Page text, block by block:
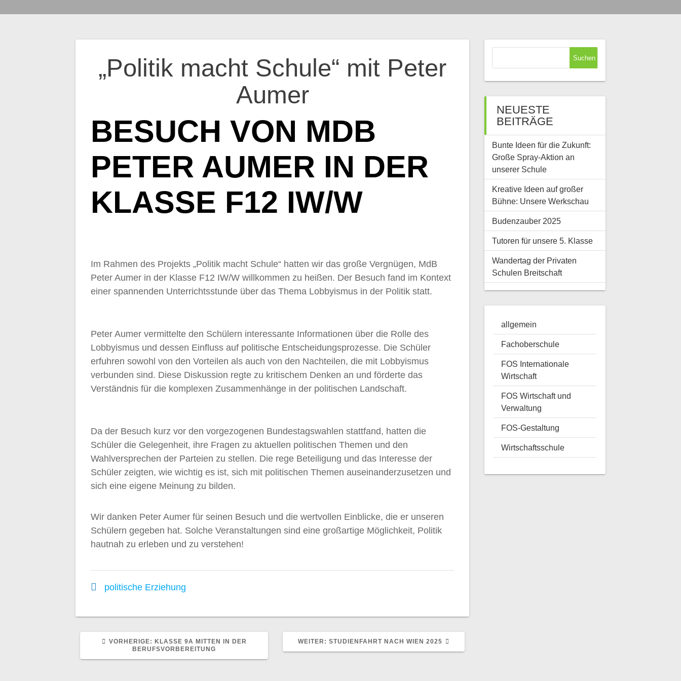
„Politik macht Schule“ mit Peter
Aumer
BESUCH VON MDB
PETER AUMER IN DER
KLASSE F12 IW/W
Im Rahmen des Projekts „Politik macht Schule“ hatten wir das große Vergnügen, MdB
Peter Aumer in der Klasse F12 IW/W willkommen zu heißen. Der Besuch fand im Kontext
einer spannenden Unterrichtsstunde über das Thema Lobbyismus in der Politik statt.
Peter Aumer vermittelte den Schülern interessante Informationen über die Rolle des
Lobbyismus und dessen Einfluss auf politische Entscheidungsprozesse. Die Schüler
erfuhren sowohl von den Vorteilen als auch von den Nachteilen, die mit Lobbyismus
verbunden sind. Diese Diskussion regte zu kritischem Denken an und förderte das
Verständnis für die komplexen Zusammenhänge in der politischen Landschaft.
Da der Besuch kurz vor den vorgezogenen Bundestagswahlen stattfand, hatten die
Schüler die Gelegenheit, ihre Fragen zu aktuellen politischen Themen und den
Wahlversprechen der Parteien zu stellen. Die rege Beteiligung und das Interesse der
Schüler zeigten, wie wichtig es ist, sich mit politischen Themen auseinanderzusetzen und
sich eine eigene Meinung zu bilden.
Wir danken Peter Aumer für seinen Besuch und die wertvollen Einblicke, die er unseren
Schülern gegeben hat. Solche Veranstaltungen sind eine großartige Möglichkeit, Politik
hautnah zu erleben und zu verstehen!
politische Erziehung
Beitragsnavigation
VORHERIGE: VORHERIGER
BEITRAG:
KLASSE 9A MITTEN IN DER
BERUFSVORBEREITUNG
WEITER: NÄCHSTER
STUDIENFAHRT NACH WIEN 2025
NEUESTE
BEITRÄGE
Bunte Ideen für die Zukunft:
Große Spray-Aktion an
unserer Schule
Kreative Ideen auf großer
Bühne: Unsere Werkschau
Budenzauber 2025
Tutoren für unsere 5. Klasse
Wandertag der Privaten
Schulen Breitschaft
allgemein
Fachoberschule
FOS Internationale
Wirtschaft
FOS Wirtschaft und
Verwaltung
FOS-Gestaltung
Wirtschaftsschule